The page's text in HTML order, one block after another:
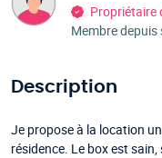
Propriétaire
Membre
Description
Je propose à la location
résidence. Le box est